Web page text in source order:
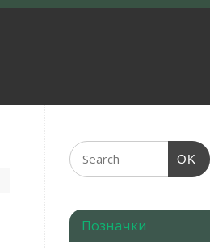
OK
Позначки